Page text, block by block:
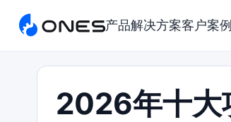
产品解决方案客户案例
2026年十大